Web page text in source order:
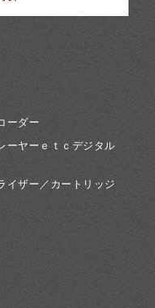
ーダー
ーヤーｅｔｃデジタル
イザー／カートリッジ